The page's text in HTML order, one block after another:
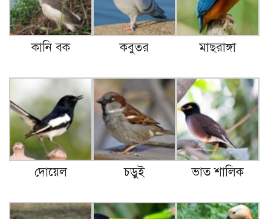
কানি বক কবুতর মাছরাঙ্গা
দোয়েল চড়ুই ভাত শালিক